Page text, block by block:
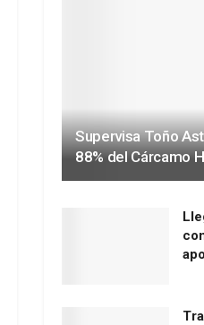
Supervisa Toño
88% del Cárcamo